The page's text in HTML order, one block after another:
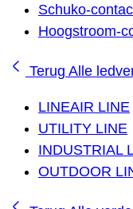
Schuko-
Hoogstroom-
Terug Alle
LINEAIR LINE
UTILITY LINE
INDUSTRIAL
OUTDOOR